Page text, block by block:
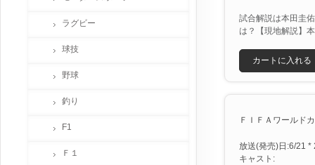
試合解説は本田圭
は？【現地解説】
カートに入れる
ＦＩＦＡワールド
放送(発売)日:6/21 *
キャスト:
ラグビー
球技
野球
釣り
F1
Ｆ１